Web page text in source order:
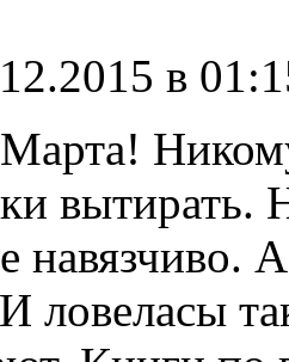
в
вытирать.
навязчиво.
ловеласы